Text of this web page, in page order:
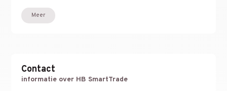
Meer
Contact
informatie over HB SmartTrade